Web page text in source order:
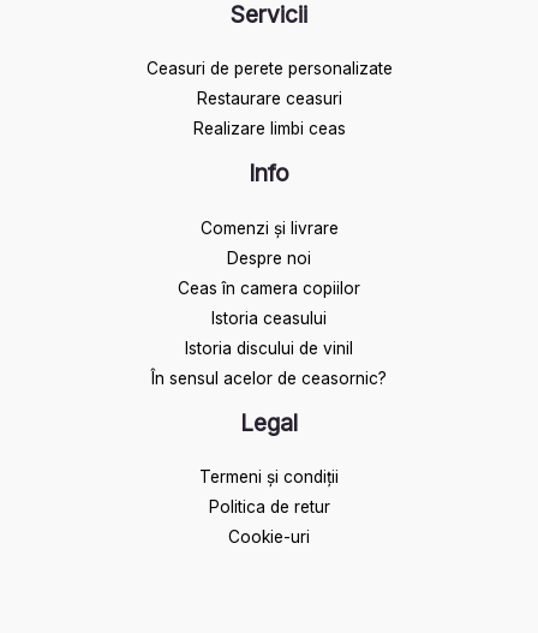
Servicii
Ceasuri de perete personalizate
Restaurare ceasuri
Realizare limbi ceas
Info
Comenzi și livrare
Despre noi
Ceas în camera copiilor
Istoria ceasului​
Istoria discului de vinil
În sensul acelor de ceasornic?
Legal
Termeni și condiții
Politica de retur
Cookie-uri